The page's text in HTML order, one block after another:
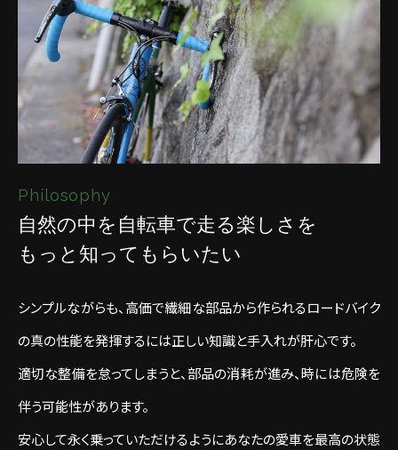
Philosophy
自然の中を自転車で走る楽しさを
もっと知ってもらいたい
シンプルながらも、高価で繊細な部品から作られるロードバイク
の真の性能を発揮するには正しい知識と手入れが肝心です。
適切な整備を怠ってしまうと、部品の消耗が進み、時には危険を
伴う可能性があります。
安心して永く乗っていただけるようにあなたの愛車を最高の状態